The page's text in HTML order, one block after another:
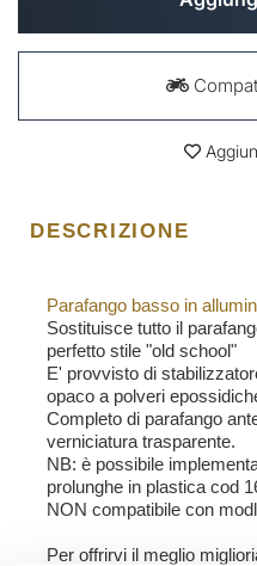
DESCRIZIONE
Parafango basso in
Sostituisce tutto il
perfetto stile "old school"
E' provvisto di
opaco a polveri
Completo di parafango
verniciatura trasparente.
NB: è possibile
prolunghe in plastica cod
NON compatibile con
Per offrirvi il meglio